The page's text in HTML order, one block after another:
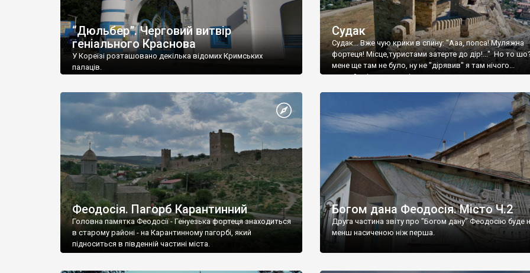
“Дюльбер”. Черговий витвір
геніального Краснова
У Кореїзі розташовано декілька відомих Кримських
палаців.
Судак
Судак... Вже чую крики в спину: "Ааа, попса! Муляжна
фортеця! Місце,туристами затерте до дір!..." Но то
мене ще там не було, ну не "дірявив" я там нічого...
принаймні до цього літа.
Феодосія. Пагорб Карантинний
Головна памятка Феодосії - Генуезька фортеця знаходиться
в старому районі - на Карантинному пагорбі, який
підноситься в південній частині міста.
Богом дана Феодосія. Місто Ч.2
Друга частина звіту про "Богом дану" Феодосію буде
менш насиченою ніж перша.